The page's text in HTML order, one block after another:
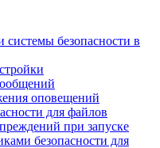
безопасности в
оповещений
для файлов
при запуске
безопасности для